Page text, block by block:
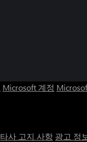
Microsoft 계정
타사 고지 사항 광고 정